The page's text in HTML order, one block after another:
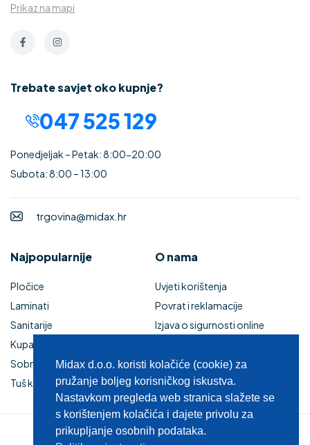
Prikaz na mapi
Trebate savjet oko kupnje?
047 525 129
Ponedjeljak – Petak: 8:00-20:00
Subota: 8:00 – 13:00
trgovina@midax.hr
Najpopularnije
Pločice
Laminati
Sanitarije
Kupaonski namještaj
Sobna vrata
Tuš kabine i kade
O nama
Uvjeti korištenja
Povrat i reklamacije
Izjava o sigurnosti online
Kupaonski namještaj
Zaštita privatnosti
© 2025 MIDAX d.o.o.
Midax d.o.o. koristi kolačiće (cookie) za
pružanje boljeg korisničkog iskustva.
Nastavkom pregleda web stranica slažete se
s korištenjem kolačića i dajete privolu za
prikupljanje osobnih podataka.